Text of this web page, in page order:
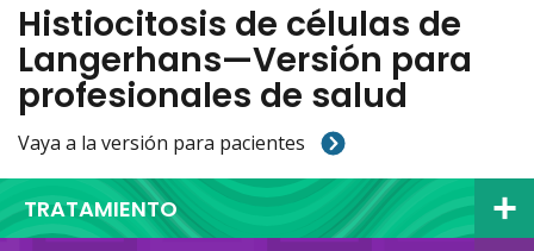
Histiocitosis de células de
Langerhans—Versión para
profesionales de salud
Vaya a la versión para pacientes
TRATAMIENTO